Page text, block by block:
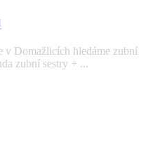
v Domažlicích hledáme zubní
zubní sestry + ...